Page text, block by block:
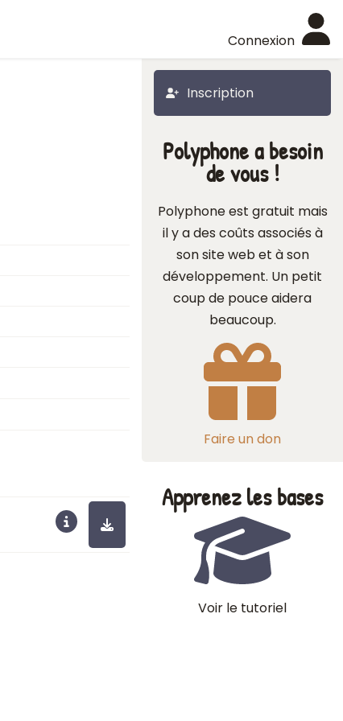
Connexion
Inscription
Polyphone a besoin
de vous !
Polyphone est gratuit mais
il y a des coûts associés à
son site web et à son
développement. Un petit
coup de pouce aidera
beaucoup.
Faire un don
Apprenez les bases
Voir le tutoriel